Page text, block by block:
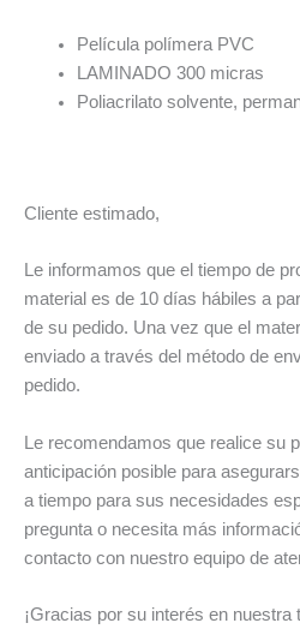
Película polímera PVC
LAMINADO 300 micras
Poliacrilato solvente,
Cliente estimado,
Le informamos que el tiempo de
material es de 10 días hábiles a
de su pedido. Una vez que el
enviado a través del método de
pedido.
Le recomendamos que realice su
anticipación posible para
a tiempo para sus necesidades
pregunta o necesita más
contacto con nuestro equipo de
¡Gracias por su interés en nuestra